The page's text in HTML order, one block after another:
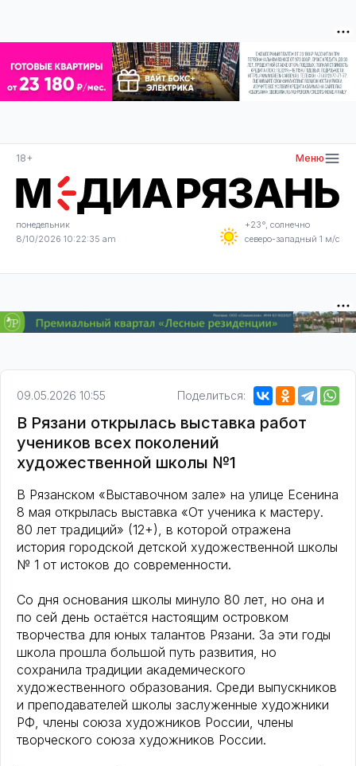
18+ Меню
понедельник
8/10/2026 10:22:36 am
+23°, солнечно
северо-западный 1 м/с
09.05.2026 10:55 Поделиться:
В Рязани открылась выставка работ
учеников всех поколений
художественной школы №1
В Рязанском «Выставочном зале» на улице Есенина
8 мая открылась выставка «От ученика к мастеру.
80 лет традиций» (12+), в которой отражена
история городской детской художественной школы
№ 1 от истоков до современности.
Со дня основания школы минуло 80 лет, но она и
по сей день остаётся настоящим островком
творчества для юных талантов Рязани. За эти годы
школа прошла большой путь развития, но
сохранила традиции академического
художественного образования. Среди выпускников
и преподавателей школы заслуженные художники
РФ, члены союза художников России, члены
творческого союза художников России.